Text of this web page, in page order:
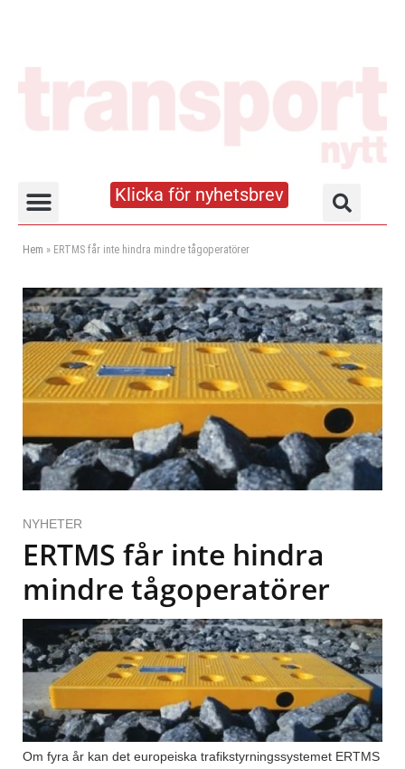
Klicka för nyhetsbrev
Hem » ERTMS får inte hindra mindre tågoperatörer
NYHETER
ERTMS får inte hindra
mindre tågoperatörer
Om fyra år kan det europeiska trafikstyrningssystemet ERTMS